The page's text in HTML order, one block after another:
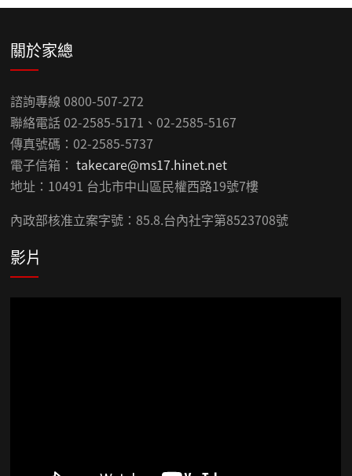
關於家總
諮詢專線 0800-507-272
聯絡電話 02-2585-5171、02-2585-5167
傳真號碼：02-2585-5737
電子信箱：takecare@ms17.hinet.net
地址：10491 台北市中山區民權西路19號7樓
內政部核准立案字號：85.8.台內社字第8523708號
影片